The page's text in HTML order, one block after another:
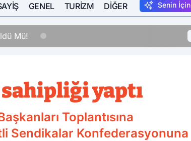
GENEL TURIZM DIĞER Senin İçin
sahipliği yaptı
Toplantısına
Sendikalar Konfederasyonuna